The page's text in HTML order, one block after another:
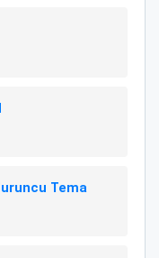
Tema